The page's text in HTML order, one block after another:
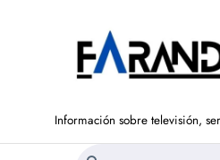
Información sobre televisión,